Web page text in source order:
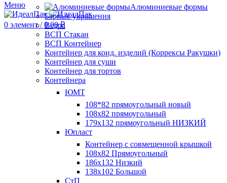
Меню
0 элемент / 0.00₽
Алюминиевые формы
Барные украшения
Ведра
ВСП Стакан
ВСП Контейнер
Контейнер для конд. изделий (Коррексы Ракушки)
Контейнер для суши
Контейнер для тортов
Контейнера
ЮМТ
108*82 прямоугольный новый
108х82 прямоугольный
179х132 прямоугольный НИЗКИЙ
Юпласт
Контейнер с совмещенной крышкой
108х82 Прямоугольный
186х132 Низкий
138х102 Большой
СтП